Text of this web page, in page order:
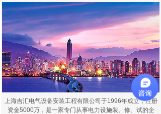
上海吉汇电气设备安装工程有限公司于1996年成立，注册
资金5000万，是一家专门从事电力设施装、修、试的企